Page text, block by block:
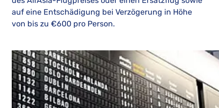
auf eine Entschädigung bei Verzögerung in Höhe
von bis zu €600 pro Person.